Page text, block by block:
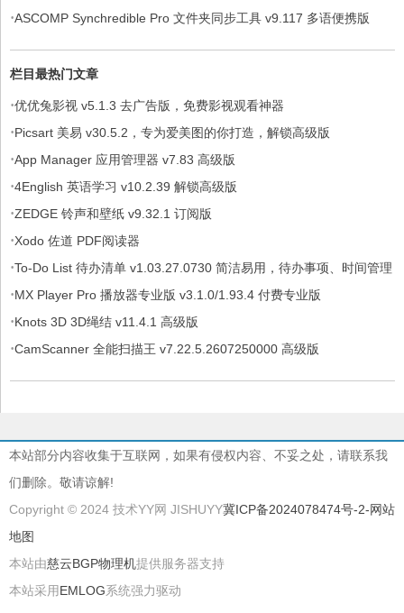
·ASCOMP Synchredible Pro 文件夹同步工具 v9.117 多语便携版
栏目最热门文章
·优优兔影视 v5.1.3 去广告版，免费影视观看神器
·Picsart 美易 v30.5.2，专为爱美图的你打造，解锁高级版
·App Manager 应用管理器 v7.83 高级版
·4English 英语学习 v10.2.39 解锁高级版
·ZEDGE 铃声和壁纸 v9.32.1 订阅版
·Xodo 佐道 PDF阅读器
·To-Do List 待办清单 v1.03.27.0730 简洁易用，待办事项、时间管理
软件，解锁专业版
·MX Player Pro 播放器专业版 v3.1.0/1.93.4 付费专业版
·Knots 3D 3D绳结 v11.4.1 高级版
·CamScanner 全能扫描王 v7.22.5.2607250000 高级版
本站部分内容收集于互联网，如果有侵权内容、不妥之处，请联系我
们删除。敬请谅解!
Copyright © 2024 技术YY网 JISHUYY冀ICP备2024078474号-2-网站
地图
本站由慈云BGP物理机提供服务器支持
本站采用EMLOG系统强力驱动